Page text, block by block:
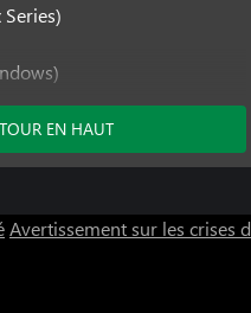
One)
EN HAUT
Avertissement sur les crises